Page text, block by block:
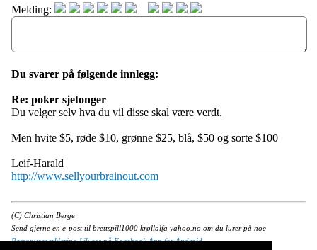
Melding:
Du svarer på følgende innlegg:
Re: poker sjetonger
Du velger selv hva du vil disse skal være verdt.
Men hvite $5, røde $10, grønne $25, blå, $50 og sorte $100
Leif-Harald
http://www.sellyourbrainout.com
(C) Christian Berge
Send gjerne en e-post til brettspill1000 krøllalfa yahoo.no om du lurer på noe
Personvernerklering Lik oss på Facebook App for Android